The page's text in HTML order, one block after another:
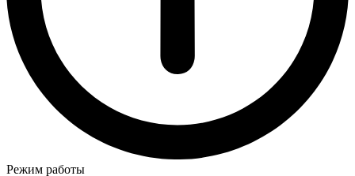
Режим работы